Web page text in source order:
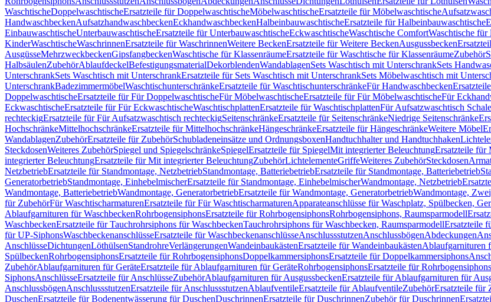
WaschtischeDoppelwaschtischeErsatzteile für DoppelwaschtischeMöbelwaschtischeErsatzteile für Möbelwaschtische
HandwaschbeckenAufsatzhandwaschbeckenEckhandwaschbeckenHalbeinbauwaschtischeErsatzteile für Halbeinbauwaschtische
EinbauwaschtischeUnterbauwaschtischeErsatzteile für UnterbauwaschtischeEckwaschtischeWaschtische ComfortWaschtische für
KinderWaschtischeWaschrinnenErsatzteile für WaschrinnenWeitere BeckenErsatzteile für Weitere BeckenAusgussbecken
AusgüsseMehrzweckbeckenGipsfangbeckenWaschtische für KlassenräumeErsatzteile für Waschtische für KlassenräumeZubehör
HalbsäulenZubehörAblaufdeckelBefestigungsmaterialDekorblendenWandablagenSets Waschtisch mit UnterschrankSets
UnterschrankSets Waschtisch mit UnterschrankErsatzteile für Sets Waschtisch mit UnterschrankSets Möbelwaschtisch mit
UnterschrankBadezimmermöbelWaschtischunterschränkeErsatzteile für WaschtischunterschränkeFür Handwaschbecken
DoppelwaschtischeErsatzteile für Für DoppelwaschtischeFür MöbelwaschtischeErsatzteile für Für MöbelwaschtischeFür
EckwaschtischeErsatzteile für Für EckwaschtischeWaschtischplattenErsatzteile für WaschtischplattenFür Aufsatzwaschtisch
rechteckigErsatzteile für Für Aufsatzwaschtisch rechteckigSeitenschränkeErsatzteile für SeitenschränkeNiedrige Seitenschränke
HochschränkeMittelhochschränkeErsatzteile für MittelhochschränkeHängeschränkeErsatzteile für HängeschränkeWeitere Möbel
WandablagenZubehörErsatzteile für ZubehörSchubladeneinsätze und OrdnungsboxenHandtuchhalter und Handtuchhaken
SteckdosenWeiteres ZubehörSpiegel und SpiegelschränkeSpiegelErsatzteile für SpiegelMit integrierter BeleuchtungErsatzteile für
integrierter BeleuchtungErsatzteile für Mit integrierter BeleuchtungZubehörLichtelementeGriffeWeiteres ZubehörSteckdosen
NetzbetriebErsatzteile für Standmontage, NetzbetriebStandmontage, BatteriebetriebErsatzteile für Standmontage, Batteriebetrieb
GeneratorbetriebStandmontage, EinhebelmischerErsatzteile für Standmontage, EinhebelmischerWandmontage, Netzbetrieb
Wandmontage, BatteriebetriebWandmontage, GeneratorbetriebErsatzteile für Wandmontage, GeneratorbetriebWandmontage,
für ZubehörFür WaschtischarmaturenErsatzteile für Für WaschtischarmaturenApparateanschlüsse für Waschplatz, Spülbecken,
Ablaufgarnituren für WaschbeckenRohrbogensiphonsErsatzteile für RohrbogensiphonsRohrbogensiphons, Raumsparmodell
WaschbeckenErsatzteile für Tauchrohrsiphons für WaschbeckenTauchrohrsiphons für Waschbecken, RaumsparmodellErsatzteile
für UP-SiphonsWaschbeckenanschlüsseErsatzteile für WaschbeckenanschlüsseAnschlussstutzenAnschlussbögenAbdeckungen
AnschlüsseDichtungenLöthülsenStandrohreVerlängerungenWandeinbaukästenErsatzteile für WandeinbaukästenAblaufgarnituren
SpülbeckenRohrbogensiphonsErsatzteile für RohrbogensiphonsDoppelkammersiphonsErsatzteile für Doppelkammersiphons
ZubehörAblaufgarnituren für GeräteErsatzteile für Ablaufgarnituren für GeräteRohrbogensiphonsErsatzteile für Rohrbogensiphons
SiphonsAnschlüsseErsatzteile für AnschlüsseZubehörAblaufgarnituren für AusgussbeckenErsatzteile für Ablaufgarnituren für
AnschlussbögenAnschlussstutzenErsatzteile für AnschlussstutzenAblaufventileErsatzteile für AblaufventileZubehörErsatzteile für
DuschenErsatzteile für Bodenentwässerung für DuschenDuschrinnenErsatzteile für DuschrinnenZubehör für Duschrinnen